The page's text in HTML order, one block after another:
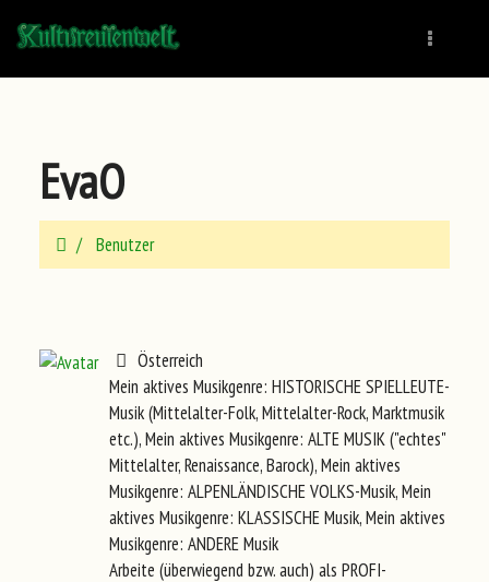
EvaO
Benutzer
Österreich
Mein aktives Musikgenre: HISTORISCHE SPIELLEUTE-
Musik (Mittelalter-Folk, Mittelalter-Rock, Marktmusik
etc.), Mein aktives Musikgenre: ALTE MUSIK ("echtes"
Mittelalter, Renaissance, Barock), Mein aktives
Musikgenre: ALPENLÄNDISCHE VOLKS-Musik, Mein
aktives Musikgenre: KLASSISCHE Musik, Mein aktives
Musikgenre: ANDERE Musik
Arbeite (überwiegend bzw. auch) als PROFI-